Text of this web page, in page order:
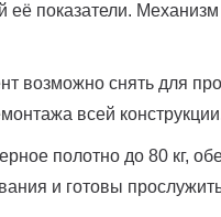
показатели.
снять для
всей
полотно до 80 кг,
и готовы